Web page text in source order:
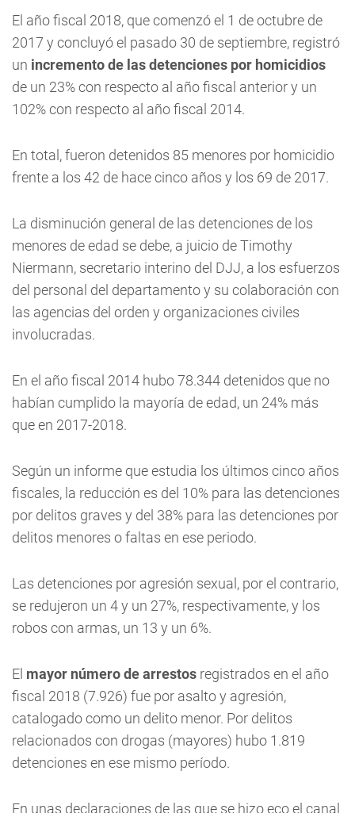
El año fiscal 2018, que comenzó el 1 de octubre de
2017 y concluyó el pasado 30 de septiembre, registró
un incremento de las detenciones por homicidios
de un 23% con respecto al año fiscal anterior y un
102% con respecto al año fiscal 2014.
En total, fueron detenidos 85 menores por homicidio
frente a los 42 de hace cinco años y los 69 de 2017.
La disminución general de las detenciones de los
menores de edad se debe, a juicio de Timothy
Niermann, secretario interino del DJJ, a los esfuerzos
del personal del departamento y su colaboración con
las agencias del orden y organizaciones civiles
involucradas.
En el año fiscal 2014 hubo 78.344 detenidos que no
habían cumplido la mayoría de edad, un 24% más
que en 2017-2018.
Según un informe que estudia los últimos cinco años
fiscales, la reducción es del 10% para las detenciones
por delitos graves y del 38% para las detenciones por
delitos menores o faltas en ese periodo.
Las detenciones por agresión sexual, por el contrario,
se redujeron un 4 y un 27%, respectivamente, y los
robos con armas, un 13 y un 6%.
El mayor número de arrestos registrados en el año
fiscal 2018 (7.926) fue por asalto y agresión,
catalogado como un delito menor. Por delitos
relacionados con drogas (mayores) hubo 1.819
detenciones en ese mismo período.
En unas declaraciones de las que se hizo eco el canal